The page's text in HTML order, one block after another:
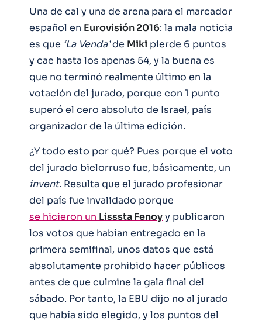
Una de cal y una de arena para el marcador
español en Eurovisión 2016: la mala noticia
es que ‘La Venda’de Miki pierde 6 puntos
y cae hasta los apenas 54, y la buena es
que no terminó realmente último en la
votación del jurado, porque con 1 punto
superó el cero absoluto de Israel, país
organizador de la última edición.
¿Y todo esto por qué? Pues porque el voto
del jurado bielorruso fue, básicamente, un
invent. Resulta que el jurado profesionar
del país fue invalidado porque
se hicieron un Lisssta Fenoyy publicaron
los votos que habían entregado en la
primera semifinal, unos datos que está
absolutamente prohibido hacer públicos
antes de que culmine la gala final del
sábado. Por tanto, la EBU dijo no al jurado
que había sido elegido, y los puntos del